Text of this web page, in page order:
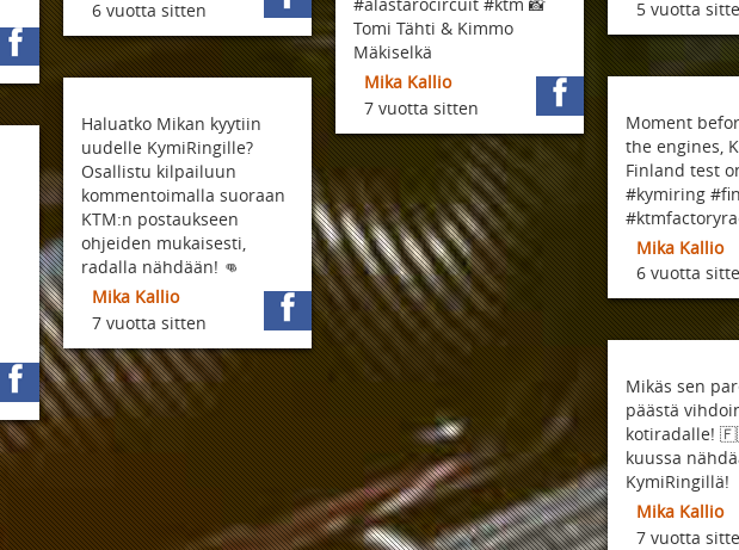
5 vuotta
6 vuotta sitten
Moment
the engines,
Finland test
#kymiring
Mika Kallio
6 vuotta
Haluatko Mikan kyytiin
uudelle KymiRingille?
Osallistu kilpailuun
kommentoimalla suoraan
KTM:n postaukseen
ohjeiden mukaisesti,
radalla nähdään! 👊
Mika Kallio
7 vuotta sitten
#alastarocircuit #ktm 📸
Tomi Tähti & Kimmo
Mäkiselkä
Mika Kallio
7 vuotta sitten
Mikäs sen
päästä
kotiradalle!
kuussa
KymiRingillä!
Mika Kallio
7 vuotta